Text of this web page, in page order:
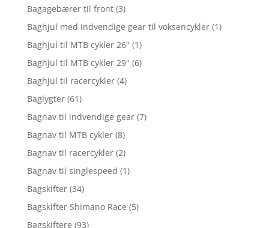
Bagagebærer til front (3)
Baghjul med indvendige gear til voksencykler (1)
Baghjul til MTB cykler 26" (1)
Baghjul til MTB cykler 29" (6)
Baghjul til racercykler (4)
Baglygter (61)
Bagnav til indvendige gear (7)
Bagnav til MTB cykler (8)
Bagnav til racercykler (2)
Bagnav til singlespeed (1)
Bagskifter (34)
Bagskifter Shimano Race (5)
Bagskiftere (93)